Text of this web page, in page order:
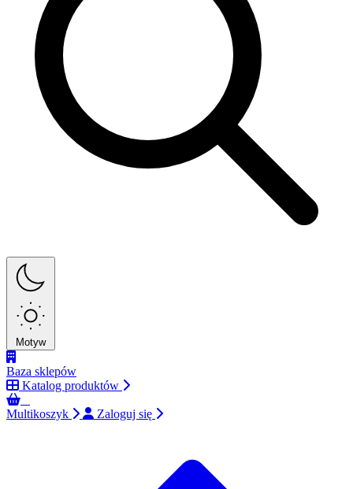
Motyw
Baza sklepów
Katalog produktów
Multikoszyk
Zaloguj się